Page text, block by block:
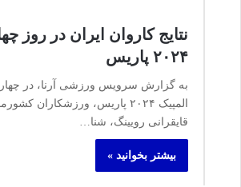
نتایج کاروان ایران در روز
۲۰۲۴ پاریس
به گزارش سرویس ورزشی آرنا، در
المپیک ۲۰۲۴ پاریس، ورزشکاران
قایقرانی رویینگ، شنا…
بیشتر بخوانید »